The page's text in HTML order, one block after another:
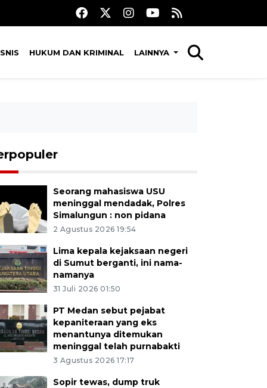
HUKUM DAN KRIMINAL LAINNYA
Seorang mahasiswa USU
meninggal mendadak, Polres
Simalungun : non pidana
2 Agustus 2026 19:54
Lima kepala kejaksaan negeri
di Sumut berganti, ini nama-
namanya
31 Juli 2026 01:50
PT Medan sebut pejabat
kepaniteraan yang eks
menantunya ditemukan
meninggal telah purnabakti
3 Agustus 2026 17:17
Sopir tewas, dump truk